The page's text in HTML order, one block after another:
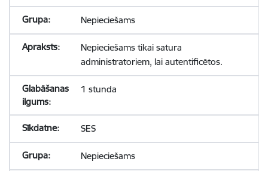
Nepieciešams
Nepieciešams tikai satura
administratoriem, lai autentificētos.
1 stunda
SES
Nepieciešams